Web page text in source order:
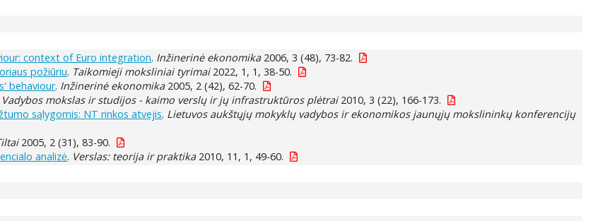
context of Euro integration. Inžinerinė ekonomika2006, 3 (48), 73-82.
požiūriu. Taikomieji moksliniai tyrimai2022, 1, 1, 38-50.
behaviour. Inžinerinė ekonomika2005, 2 (42), 62-70.
Vadybos mokslas ir studijos - kaimo verslų ir jų infrastruktūros plėtrai2010, 3 (22), 166-173.
sąlygomis: NT rinkos atvejis. Lietuvos aukštųjų mokyklų vadybos ir ekonomikos jaunųjų mokslininkų konferencijų
2005, 2 (31), 83-90.
analizė. Verslas: teorija ir praktika2010, 11, 1, 49-60.